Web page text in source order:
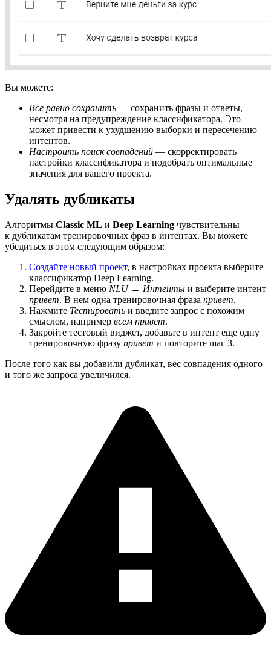
Вы можете:
Все равно сохранить — сохранить фразы и ответы,
несмотря на предупреждение классификатора. Это
может привести к ухудшению выборки и пересечению
интентов.
Настроить поиск совпадений — скорректировать
настройки классификатора и подобрать оптимальные
значения для вашего проекта.
Удалять дубликаты
Алгоритмы Classic ML и Deep Learning чувствительны
к дубликатам тренировочных фраз в интентах. Вы можете
убедиться в этом следующим образом:
Создайте новый проект, в настройках проекта выберите
классификатор Deep Learning.
Перейдите в меню NLU→ Интенты и выберите интент
привет. В нем одна тренировочная фраза привет.
Нажмите Тестировать и введите запрос с похожим
смыслом, например всем привет.
Закройте тестовый виджет, добавьте в интент еще одну
тренировочную фразу привет и повторите шаг 3.
После того как вы добавили дубликат, вес совпадения одного
и того же запроса увеличился.